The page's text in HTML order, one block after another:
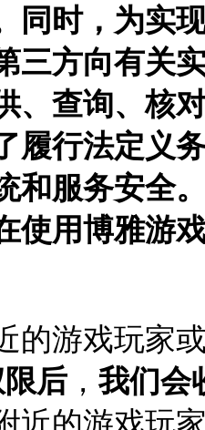
同时，为实
三方向有关
、查询、核
履行法定义
和服务安全
使用博雅游
的游戏玩家
后 ， 我们会
近的游戏玩